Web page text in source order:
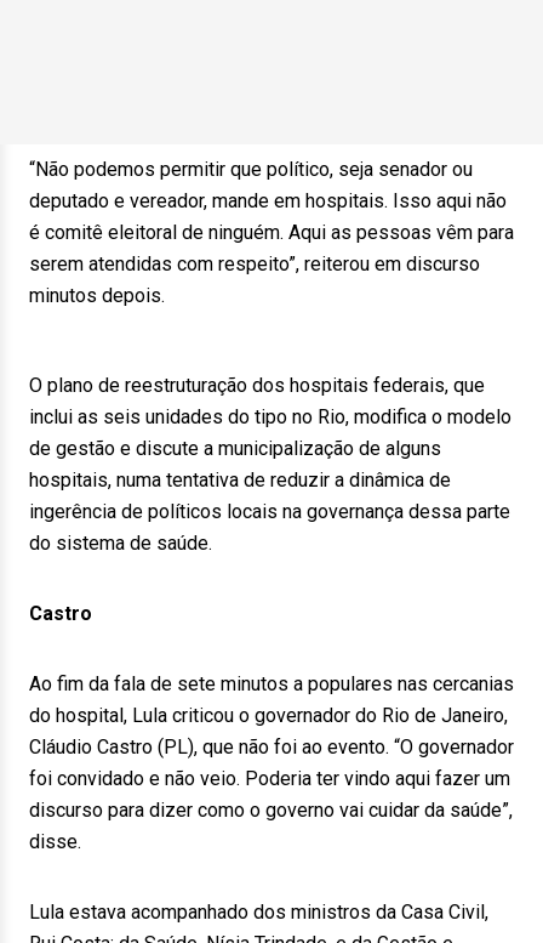
“Não podemos permitir que político, seja senador ou
deputado e vereador, mande em hospitais. Isso aqui não
é comitê eleitoral de ninguém. Aqui as pessoas vêm para
serem atendidas com respeito”, reiterou em discurso
minutos depois.
O plano de reestruturação dos hospitais federais, que
inclui as seis unidades do tipo no Rio, modifica o modelo
de gestão e discute a municipalização de alguns
hospitais, numa tentativa de reduzir a dinâmica de
ingerência de políticos locais na governança dessa parte
do sistema de saúde.
Castro
Ao fim da fala de sete minutos a populares nas cercanias
do hospital, Lula criticou o governador do Rio de Janeiro,
Cláudio Castro (PL), que não foi ao evento. “O governador
foi convidado e não veio. Poderia ter vindo aqui fazer um
discurso para dizer como o governo vai cuidar da saúde”,
disse.
Lula estava acompanhado dos ministros da Casa Civil,